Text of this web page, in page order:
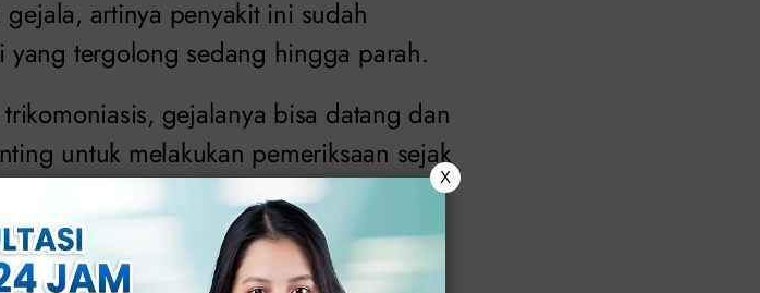
artinya penyakit ini sudah
tergolong sedang hingga parah.
gejalanya bisa datang dan
untuk melakukan pemeriksaan sejak
dapat muncul pada wanita:
X